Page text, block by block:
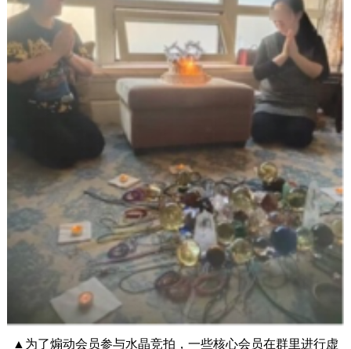
▲为了煽动会员参与水晶竞拍，一些核心会员在群里进行虚